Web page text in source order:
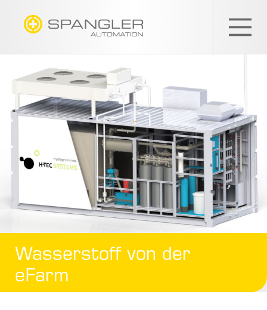
Wasserstoff von der
eFarm